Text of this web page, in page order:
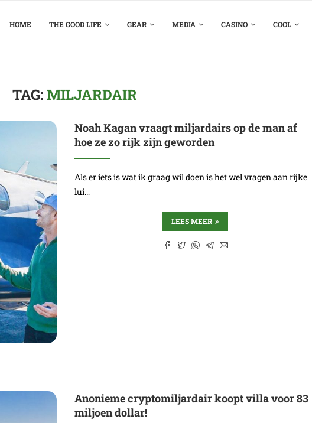
HOME THE GOOD LIFE GEAR MEDIA CASINO COOL
TAG:MILJARDAIR
Noah Kagan vraagt miljardairs op de man af
hoe ze zo rijk zijn geworden
Als er iets is wat ik graag wil doen is het wel vragen aan rijke
lui…
LEES MEER
Anonieme cryptomiljardair koopt villa voor 83
miljoen dollar!